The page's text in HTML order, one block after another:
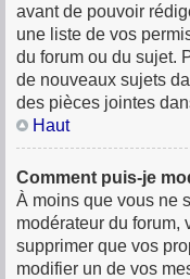
avant de pouvoir
une liste de vos
du forum ou du sujet.
de nouveaux sujets
des pièces jointes
Haut
Comment puis-je
À moins que vous ne
modérateur du forum,
supprimer que vos
modifier un de vos